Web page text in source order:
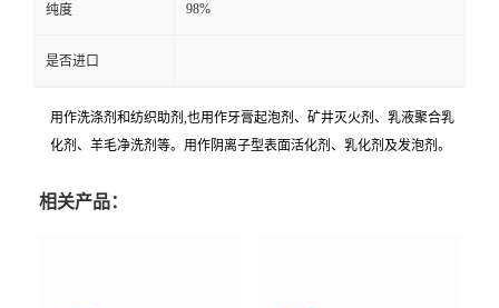
纯度 98%
是否进口
用作洗涤剂和纺织助剂,也用作牙膏起泡剂、矿井灭火剂、乳液聚合乳
化剂、羊毛净洗剂等。用作阴离子型表面活化剂、乳化剂及发泡剂。
相关产品：